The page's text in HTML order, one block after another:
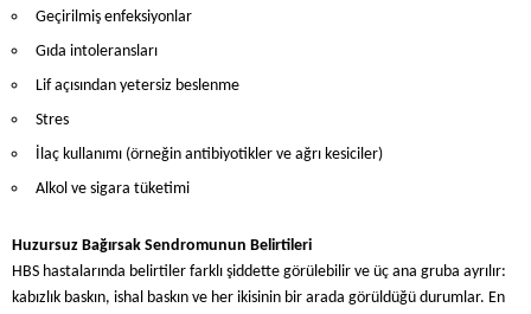
Geçirilmiş enfeksiyonlar
Gıda intoleransları
Lif açısından yetersiz beslenme
Stres
İlaç kullanımı (örneğin antibiyotikler ve ağrı kesiciler)
Alkol ve sigara tüketimi
Huzursuz Bağırsak Sendromunun Belirtileri
HBS hastalarında belirtiler farklı şiddette görülebilir ve üç ana gruba ayrılır:
kabızlık baskın, ishal baskın ve her ikisinin bir arada görüldüğü durumlar. En